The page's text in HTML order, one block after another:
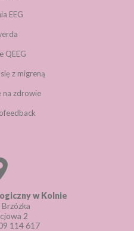
w Kolnie
2
114 617
z migreną
QEEG
na zdrowie
EEG